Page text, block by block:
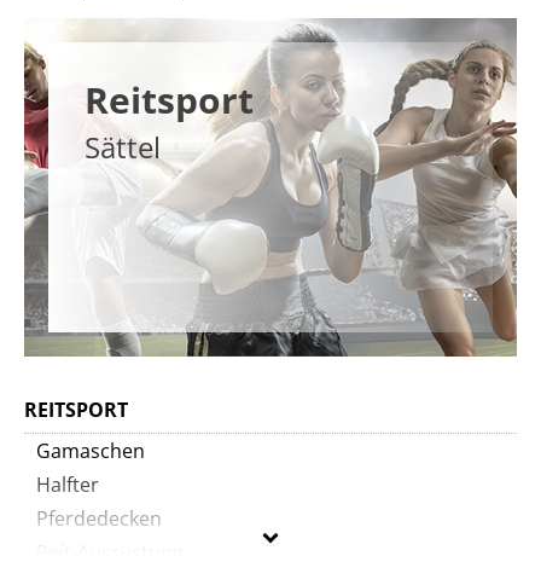
Reitsport
Sättel
REITSPORT
Gamaschen
Halfter
Pferdedecken